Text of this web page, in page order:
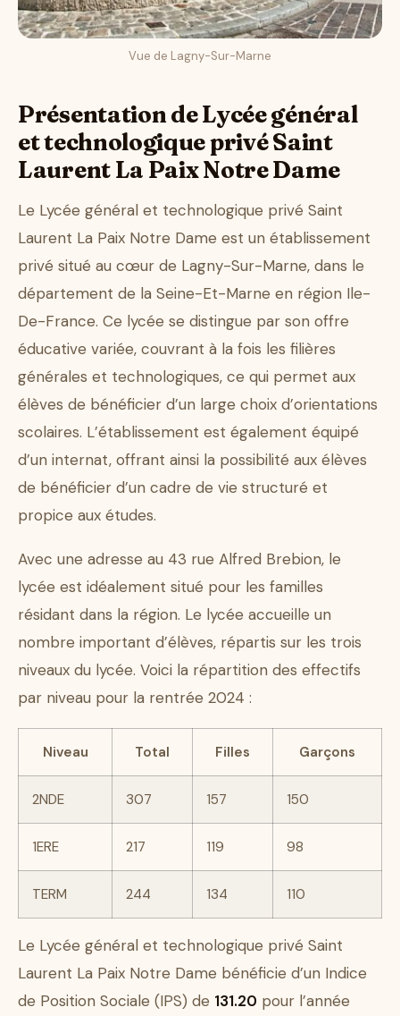
Vue de Lagny-Sur-Marne
Présentation de Lycée général
et technologique privé Saint
Laurent La Paix Notre Dame
Le Lycée général et technologique privé Saint
Laurent La Paix Notre Dame est un établissement
privé situé au cœur de Lagny-Sur-Marne, dans le
département de la Seine-Et-Marne en région Ile-
De-France. Ce lycée se distingue par son offre
éducative variée, couvrant à la fois les filières
générales et technologiques, ce qui permet aux
élèves de bénéficier d’un large choix d’orientations
scolaires. L’établissement est également équipé
d’un internat, offrant ainsi la possibilité aux élèves
de bénéficier d’un cadre de vie structuré et
propice aux études.
Avec une adresse au 43 rue Alfred Brebion, le
lycée est idéalement situé pour les familles
résidant dans la région. Le lycée accueille un
nombre important d’élèves, répartis sur les trois
niveaux du lycée. Voici la répartition des effectifs
par niveau pour la rentrée 2024 :
Niveau Total Filles Garçons
2NDE 307 157 150
1ERE 217 119 98
TERM 244 134 110
Le Lycée général et technologique privé Saint
Laurent La Paix Notre Dame bénéficie d’un Indice
de Position Sociale (IPS) de 131.20 pour l’année